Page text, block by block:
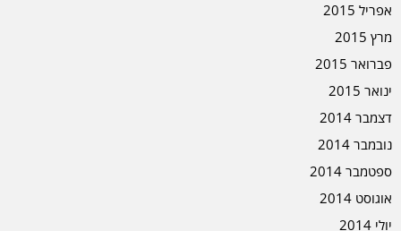
אפריל 2015
מרץ 2015
פברואר 2015
ינואר 2015
דצמבר 2014
נובמבר 2014
ספטמבר 2014
אוגוסט 2014
יולי 2014